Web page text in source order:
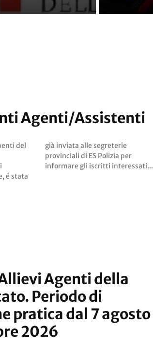
Agenti/Assistenti
del
é stata
informare gli iscritti interessati...
Agenti della
Periodo di
pratica dal 7 agosto
2026